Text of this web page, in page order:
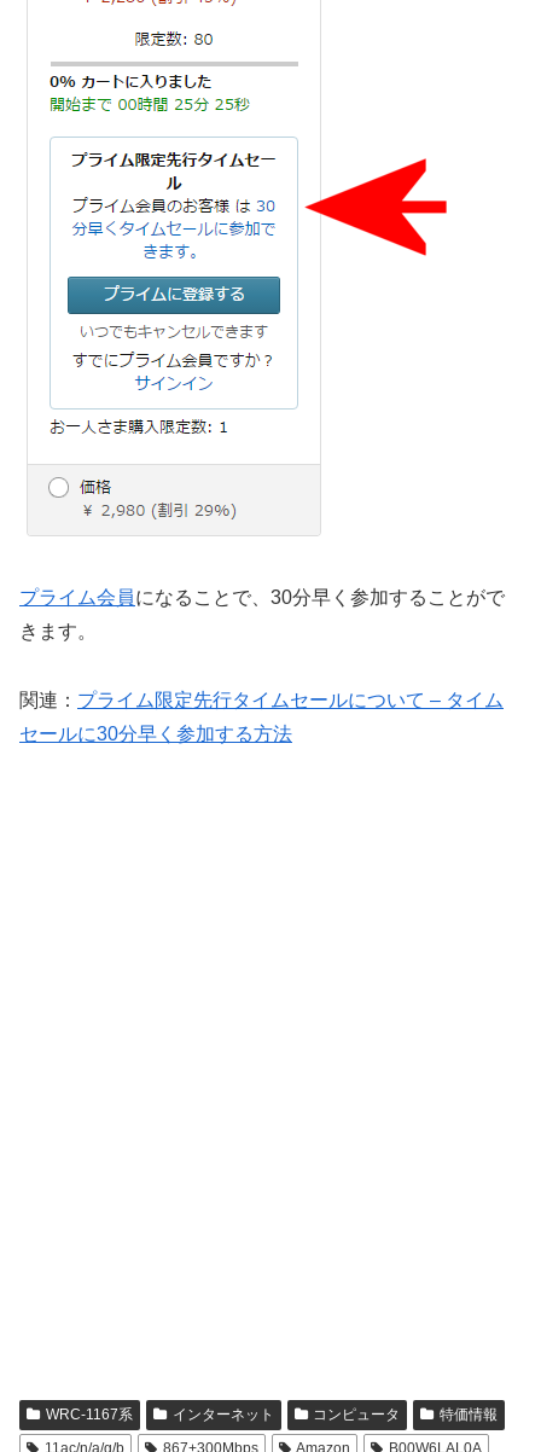
プライム会員になることで、30分早く参加することがで
きます。
関連： プライム限定先行タイムセールについて – タイム
セールに30分早く参加する方法
WRC-1167系 インターネット コンピュータ
特価情報